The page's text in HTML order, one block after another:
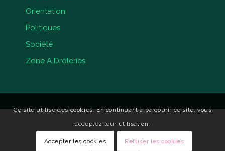
Orientation
Politiques
Société
Zone A Drôleries
Ce site utilise des cookies. En continuant à parcourir ce site, vous
acceptez leur utilisation.
Accepter les cookies Refuser les cookies